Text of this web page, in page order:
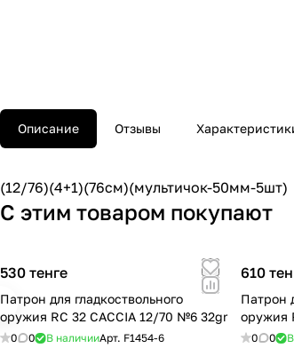
Описание Отзывы
(12/76)(4+1)(76см)(мультичок-50мм-5шт)
С этим товаром покупают
530 тенге
Патрон для гладкоствольного
оружия RC 32 CACCIA 12/70 №6 32gr
0 0 В наличииАрт. F1454-6
610
Патрон
оружия
0 0